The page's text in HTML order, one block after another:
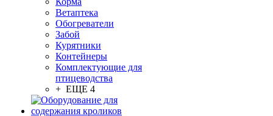
Ветаптека
Обогреватели
Забой
Курятники
Контейнеры
Комплектующие для
птицеводства
+ ЕЩЕ 4